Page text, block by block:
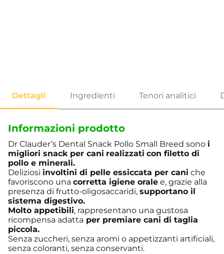
Informazioni prodotto
Dr Clauder’s Dental Snack Pollo Small Breed sono i
migliori snack per cani realizzati con filetto di
pollo e minerali.
Deliziosi involtini di pelle essiccata per cani che
favoriscono una corretta igiene orale e, grazie alla
presenza di frutto-oligosaccaridi, supportano il
sistema digestivo.
Molto appetibili, rappresentano una gustosa
ricompensa adatta per premiare cani di taglia
piccola.
Senza zuccheri, senza aromi o appetizzanti artificiali,
senza coloranti, senza conservanti.